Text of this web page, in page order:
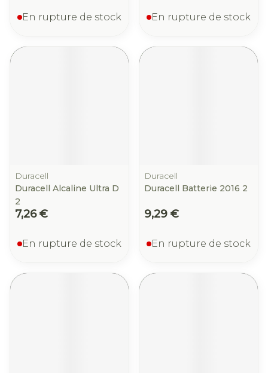
En rupture de stock En rupture de stock
Duracell
Duracell Alcaline Ultra D
2
7,26 €
En rupture de stock
Duracell
Duracell Batterie 2016 2
9,29 €
En rupture de stock